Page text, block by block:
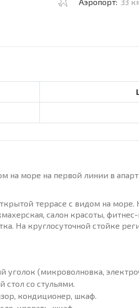
на море на первой линии в
террасе с видом на
салон красоты, фитнес-
На круглосуточной стойке
уголок (микроволновка,
со стульями.
кондиционер, шкаф.